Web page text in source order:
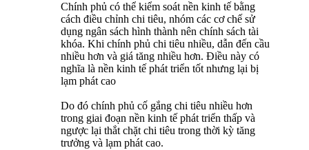
Chính phủ có thể kiểm soát nền kinh tế bằng
cách điều chỉnh chi tiêu, nhóm các cơ chế sử
dụng ngân sách hình thành nên chính sách tài
khóa. Khi chính phủ chi tiêu nhiều, dẫn đến cầu
nhiều hơn và giá tăng nhiều hơn. Điều này có
nghĩa là nền kinh tế phát triển tốt nhưng lại bị
lạm phát cao
Do đó chính phủ cố gắng chi tiêu nhiều hơn
trong giai đoạn nền kinh tế phát triển thấp và
ngược lại thắt chặt chi tiêu trong thời kỳ tăng
trưởng và lạm phát cao.